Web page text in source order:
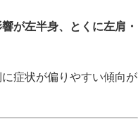
が左半身、とくに左肩・
症状が偏りやすい傾向が